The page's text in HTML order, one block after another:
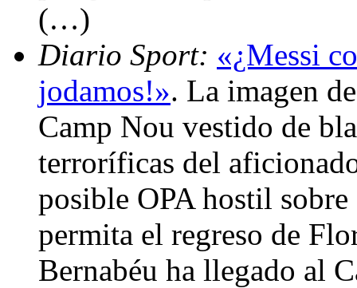
(…)
Diario Sport: «¿Messi
jodamos!». La imagen
Camp Nou vestido de
terroríficas del
posible OPA hostil
permita el regreso de
Bernabéu ha llegado al